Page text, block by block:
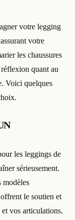
votre legging
votre
les chaussures
quant au
Voici quelques
les leggings de
sérieusement.
modèles
le soutien et
et vos articulations.